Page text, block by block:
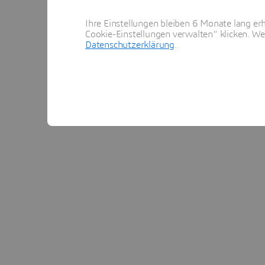
Ihre Einstellungen bleiben 6 Monate lang
Cookie-Einstellungen verwalten“ klicken.
Datenschutzerklärung